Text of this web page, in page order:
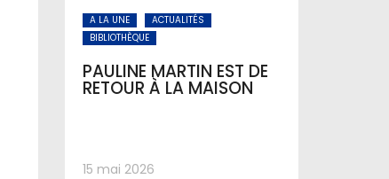
A LA UNE
ACTUALITÉS
BIBLIOTHÈQUE
PAULINE MARTIN EST DE
RETOUR À LA MAISON
15 mai 2026